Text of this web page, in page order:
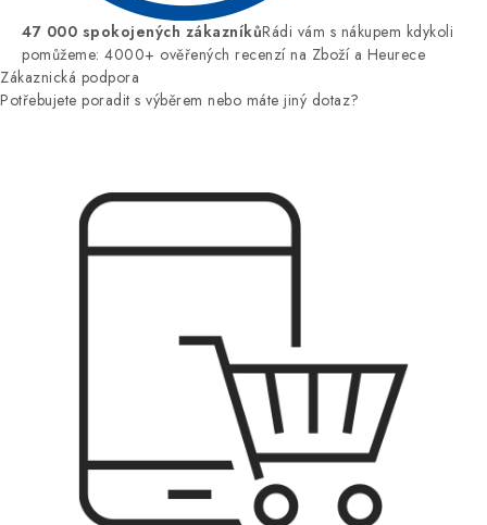
47 000 spokojených zákazníkůRádi vám s nákupem kdykoli
pomůžeme: 4000+ ověřených recenzí na Zboží a Heurece
Zákaznická podpora
Potřebujete poradit s výběrem nebo máte jiný dotaz?